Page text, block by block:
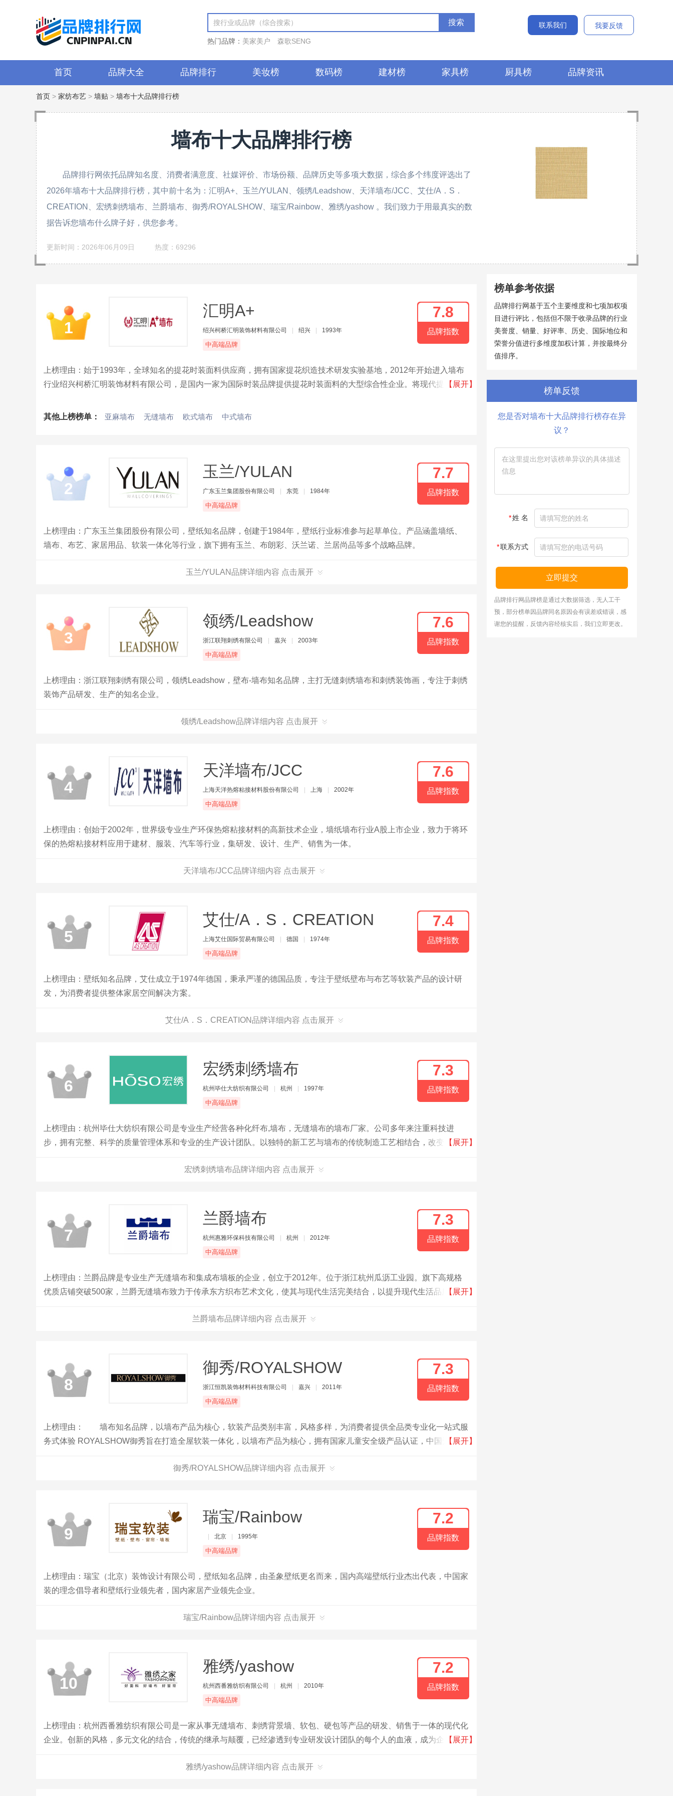
联系我们
我要反馈
热门品牌： 美家美户 森歌SENG
首页 品牌大全 品牌排行 美妆榜 数码榜 建材榜 家具榜 厨具榜 品牌资讯
首页 > 家纺布艺 > 墙贴 > 墙布十大品牌排行榜
墙布十大品牌排行榜
品牌排行网依托品牌知名度、消费者满意度、社媒评价、市场份额、品牌历史等多项大数据，综合多个纬度评选出了
2026年墙布十大品牌排行榜，其中前十名为：汇明A+、玉兰/YULAN、领绣/Leadshow、天洋墙布/JCC、艾仕/A．S．
CREATION、宏绣刺绣墙布、兰爵墙布、御秀/ROYALSHOW、瑞宝/Rainbow、雅绣/yashow 。我们致力于用最真实的数
据告诉您墙布什么牌子好，供您参考。
更新时间：2026年06月09日 热度：69296
1
汇明A+
绍兴柯桥汇明装饰材料有限公司 绍兴 1993年
中高端品牌
7.8
品牌指数
上榜理由：始于1993年，全球知名的提花时装面料供应商，拥有国家提花织造技术研发实验基地，2012年开始进入墙布
行业绍兴柯桥汇明装饰材料有限公司，是国内一家为国际时装品牌提供提花时装面料的大型综合性企业。将现代提花织造
【展开】
其他上榜榜单： 亚麻墙布 无缝墙布 欧式墙布 中式墙布
2
玉兰/YULAN
广东玉兰集团股份有限公司 东莞 1984年
中高端品牌
7.7
品牌指数
上榜理由：广东玉兰集团股份有限公司，壁纸知名品牌，创建于1984年，壁纸行业标准参与起草单位。产品涵盖墙纸、
墙布、布艺、家居用品、软装一体化等行业，旗下拥有玉兰、布朗彩、沃兰诺、兰居尚品等多个战略品牌。
玉兰/YULAN品牌详细内容 点击展开
3
领绣/Leadshow
浙江联翔刺绣有限公司 嘉兴 2003年
中高端品牌
7.6
品牌指数
上榜理由：浙江联翔刺绣有限公司，领绣Leadshow，壁布-墙布知名品牌，主打无缝刺绣墙布和刺绣装饰画，专注于刺绣
装饰产品研发、生产的知名企业。
领绣/Leadshow品牌详细内容 点击展开
4
天洋墙布/JCC
上海天洋热熔粘接材料股份有限公司 上海 2002年
中高端品牌
7.6
品牌指数
上榜理由：创始于2002年，世界级专业生产环保热熔粘接材料的高新技术企业，墙纸墙布行业A股上市企业，致力于将环
保的热熔粘接材料应用于建材、服装、汽车等行业，集研发、设计、生产、销售为一体。
天洋墙布/JCC品牌详细内容 点击展开
5
艾仕/A．S．CREATION
上海艾仕国际贸易有限公司 德国 1974年
中高端品牌
7.4
品牌指数
上榜理由：壁纸知名品牌，艾仕成立于1974年德国，秉承严谨的德国品质，专注于壁纸壁布与布艺等软装产品的设计研
发，为消费者提供整体家居空间解决方案。
艾仕/A．S．CREATION品牌详细内容 点击展开
6
宏绣刺绣墙布
杭州毕仕大纺织有限公司 杭州 1997年
中高端品牌
7.3
品牌指数
上榜理由：杭州毕仕大纺织有限公司是专业生产经营各种化纤布,墙布，无缝墙布的墙布厂家。公司多年来注重科技进
步，拥有完整、科学的质量管理体系和专业的生产设计团队。以独特的新工艺与墙布的传统制造工艺相结合，改变了墙面
【展开】
宏绣刺绣墙布品牌详细内容 点击展开
7
兰爵墙布
杭州惠雅环保科技有限公司 杭州 2012年
中高端品牌
7.3
品牌指数
上榜理由：兰爵品牌是专业生产无缝墙布和集成布墙板的企业，创立于2012年。位于浙江杭州瓜沥工业园。旗下高规格
优质店铺突破500家，兰爵无缝墙布致力于传承东方织布艺术文化，使其与现代生活完美结合，以提升现代生活品质为己
【展开】
兰爵墙布品牌详细内容 点击展开
8
御秀/ROYALSHOW
浙江恒凯装饰材料科技有限公司 嘉兴 2011年
中高端品牌
7.3
品牌指数
上榜理由： 墙布知名品牌，以墙布产品为核心，软装产品类别丰富，风格多样，为消费者提供全品类专业化一站式服
务式体验 ROYALSHOW御秀旨在打造全屋软装一体化，以墙布产品为核心，拥有国家儿童安全级产品认证，中国无缝墙
之家、欧亚达等国内一线家居产品卖场。 御秀自建占地30亩工业园，50000平方米的现代化工厂，1500平方智能软装展
【展开】
御秀/ROYALSHOW品牌详细内容 点击展开
9
瑞宝/Rainbow
北京 1995年
中高端品牌
7.2
品牌指数
上榜理由：瑞宝（北京）装饰设计有限公司，壁纸知名品牌，由圣象壁纸更名而来，国内高端壁纸行业杰出代表，中国家
装的理念倡导者和壁纸行业领先者，国内家居产业领先企业。
瑞宝/Rainbow品牌详细内容 点击展开
10
雅绣/yashow
杭州西番雅纺织有限公司 杭州 2010年
中高端品牌
7.2
品牌指数
上榜理由：杭州西番雅纺织有限公司是一家从事无缝墙布、刺绣背景墙、软包、硬包等产品的研发、销售于一体的现代化
企业。创新的风格，多元文化的结合，传统的继承与颠覆，已经渗透到专业研发设计团队的每个人的血液，成为企业发展
经营本着诚信为本的原则，不断满足不同客户的需求为经营理念。愿我们携手并进、共创辉煌！
【展开】
雅绣/yashow品牌详细内容 点击展开
榜单参考依据
品牌排行网基于五个主要维度和七项加权项
目进行评比，包括但不限于收录品牌的行业
美誉度、销量、好评率、历史、国际地位和
荣誉分值进行多维度加权计算，并按最终分
值排序。
榜单反馈
您是否对墙布十大品牌排行榜存在异
议？
*姓 名
*联系方式
立即提交
品牌排行网品牌榜是通过大数据筛选，无人工干
预，部分榜单因品牌同名原因会有误差或错误，感
谢您的提醒，反馈内容经核实后，我们立即更改。